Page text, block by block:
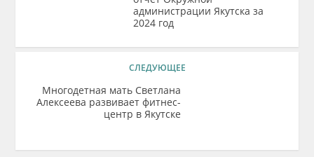
администрации Якутска за
2024 год
СЛЕДУЮЩЕЕ
Многодетная мать Светлана
Алексеева развивает фитнес-
центр в Якутске